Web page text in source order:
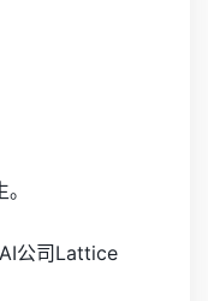
公司Lattice